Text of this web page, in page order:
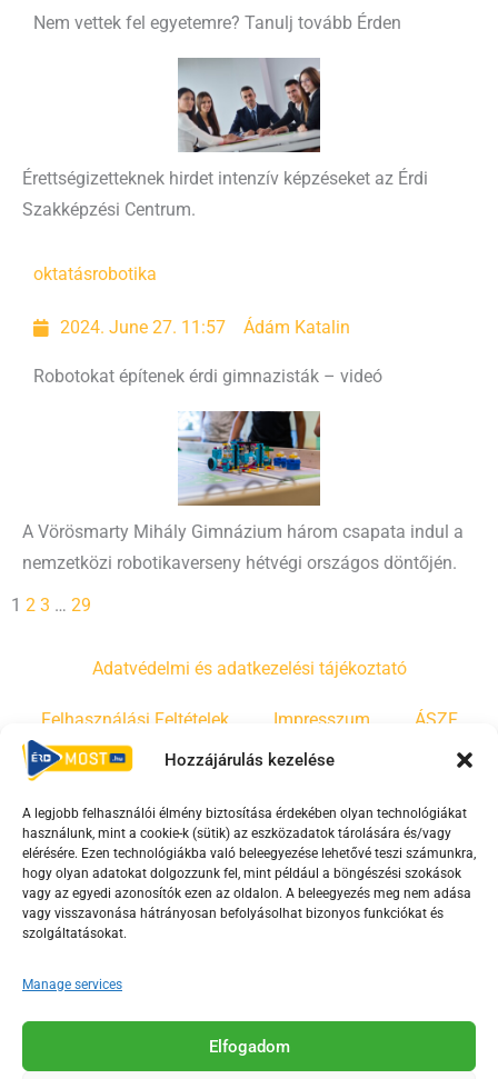
Hozzájárulás kezelése
A legjobb felhasználói élmény biztosítása érdekében olyan technológiákat
használunk, mint a cookie-k (sütik) az eszközadatok tárolására és/vagy
elérésére. Ezen technológiákba való beleegyezése lehetővé teszi számunkra,
hogy olyan adatokat dolgozzunk fel, mint például a böngészési szokások
vagy az egyedi azonosítók ezen az oldalon. A beleegyezés meg nem adása
vagy visszavonása hátrányosan befolyásolhat bizonyos funkciókat és
szolgáltatásokat.
Manage services
Elfogadom
Nem vettek fel egyetemre? Tanulj tovább Érden
Érettségizetteknek hirdet intenzív képzéseket az Érdi
Szakképzési Centrum.
oktatásrobotika
2024. June 27. 11:57 Ádám Katalin
Robotokat építenek érdi gimnazisták – videó
A Vörösmarty Mihály Gimnázium három csapata indul a
nemzetközi robotikaverseny hétvégi országos döntőjén.
1 2 3 … 29
Adatvédelmi és adatkezelési tájékoztató
Felhasználási Feltételek Impresszum ÁSZF
Irányelvek Moderálási szabályzat
F
a
c
e
o
o
Y
o
u
t
b
e
T
i
k
Az Érd Média médiaszolgáltatási tevékenységét a
Médiatanács a Magyar Média Mecenatúra program